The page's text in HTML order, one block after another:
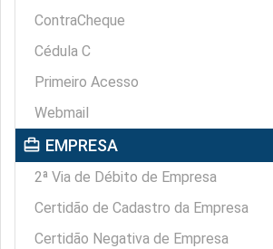
ContraCheque
Cédula C
Primeiro Acesso
Webmail
card_travel EMPRESA
2ª Via de Débito de Empresa
Certidão de Cadastro da Empresa
Certidão Negativa de Empresa